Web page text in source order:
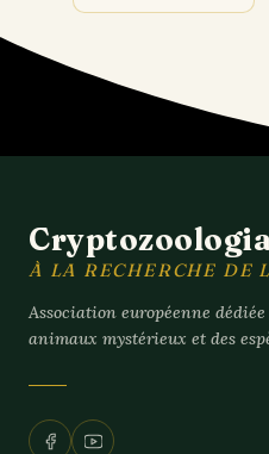
À LA RECHERCHE DE
Association européenne
animaux mystérieux et des